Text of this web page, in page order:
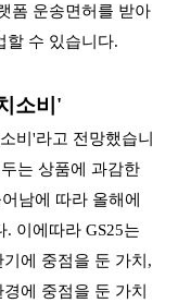
폼 운송면허를 받아
할 수 있습니다.
소비'
비'라고 전망했습니
는 상품에 과감한
남에 따라 올해에
이에따라 GS25는
에 중점을 둔 가치,
에 중점을 둔 가치